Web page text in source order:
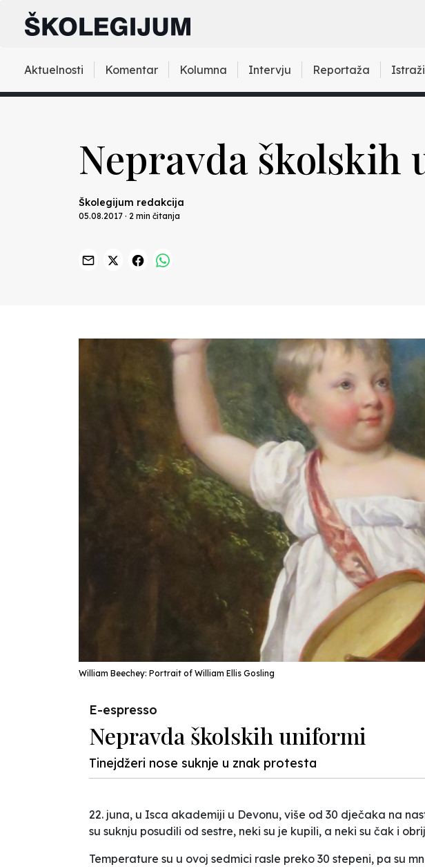
Aktuelnosti Komentar Kolumna Intervju Reportaža
Nepravda školskih
Školegijum redakcija
05.08.2017 · 2 min čitanja
William Beechey: Portrait of William Ellis Gosling
E-espresso
Nepravda školskih uniformi
Tinejdžeri nose suknje u znak protesta
22. juna, u Isca akademiji u Devonu, više od 30 dječaka na
su suknju posudili od sestre, neki su je kupili, a neki su čak i
Temperature su u ovoj sedmici rasle preko 30 stepeni, pa su